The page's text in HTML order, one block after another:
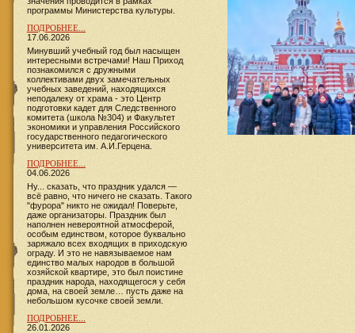
программы Министерства культуры.
ПОДРОБНЕЕ...
17.06.2026
​​​​​​Минувший учебный год был насыщен
интересными встречами! Наш Приход
познакомился с дружными
коллективами двух замечательных
учебных заведений, находящихся
неподалеку от храма - это Центр
подготовки кадет для Следственного
комитета (школа №304) и Факультет
экономики и управления Российского
государственного педагогического
университета им. А.И.Герцена.
ПОДРОБНЕЕ...
04.06.2026
Ну... сказать, что праздник удался —
всё равно, что ничего не сказать. Такого
"фурора" никто не ожидал! Поверьте,
даже организаторы. Праздник был
наполнен невероятной атмосферой,
особым единством, которое буквально
заряжало всех входящих в приходскую
ограду. И это не навязываемое нам
единство малых народов в большой
хозяйской квартире, это был поистине
праздник народа, находящегося у себя
дома, на своей земле… пусть даже на
небольшом кусочке своей земли.
ПОДРОБНЕЕ...
26.01.2026